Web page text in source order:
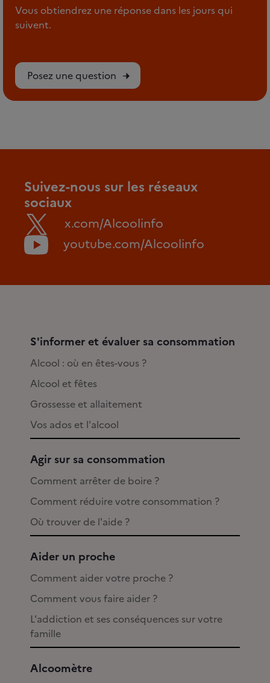
Vous obtiendrez une réponse dans les jours qui
suivent.
Posez une question
Suivez-nous sur les réseaux
sociaux
x.com/Alcoolinfo
youtube.com/Alcoolinfo
S'informer et évaluer sa consommation
Alcool : où en êtes-vous ?
Alcool et fêtes
Grossesse et allaitement
Vos ados et l'alcool
Agir sur sa consommation
Comment arrêter de boire ?
Comment réduire votre consommation ?
Où trouver de l'aide ?
Aider un proche
Comment aider votre proche ?
Comment vous faire aider ?
L'addiction et ses conséquences sur votre
famille
Alcoomètre